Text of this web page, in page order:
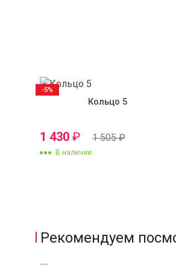
Кольцо 5
1 430 ₽ 1 505₽
В наличии
-5%
Рекомендуем